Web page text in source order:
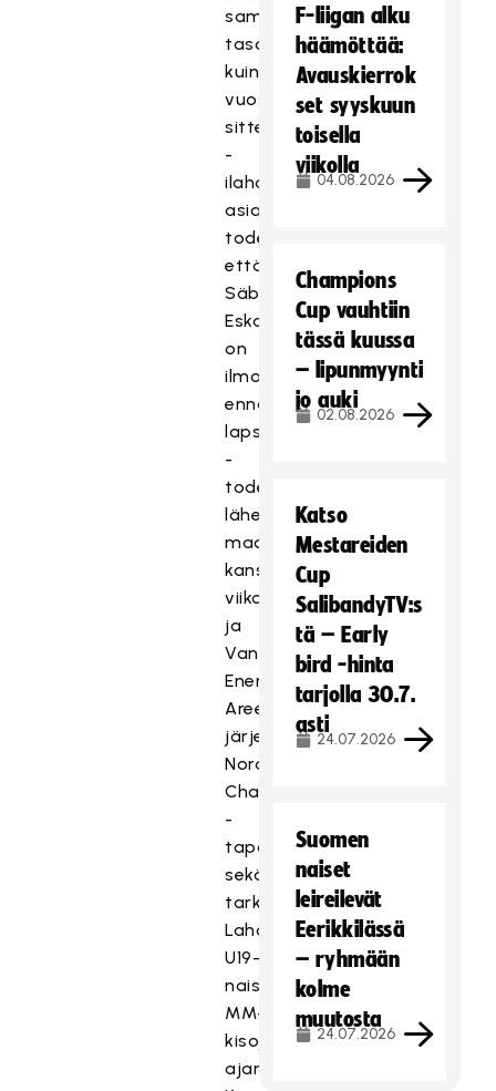
samalla
tasolla
kuin
vuosi
sitten
-
ilahduttavana
asiana
todettiin,
että
Säbäkipinän
Eskariviikolle
on
ilmoittautunut
ennätysmäärä
lapsia
-
todettiin
lähestyvä
maajoukkueiden
kansainvälinen
viikonloppu
ja
Vantaan
Energia
Areenalla
järjestettävä
Nordic
Challenge
-
tapahtuma
sekä
tarkennus
Lahden
U19-
naisten
MM-
kisojen
ajankohdasta.
F-liigan alku
häämöttää:
Avauskierrok
set syyskuun
toisella
viikolla
04.08.2026
Champions
Cup vauhtiin
tässä kuussa
– lipunmyynti
jo auki
02.08.2026
Katso
Mestareiden
Cup
SalibandyTV:s
tä – Early
bird -hinta
tarjolla 30.7.
asti
24.07.2026
Suomen
naiset
leireilevät
Eerikkilässä
– ryhmään
kolme
muutosta
24.07.2026